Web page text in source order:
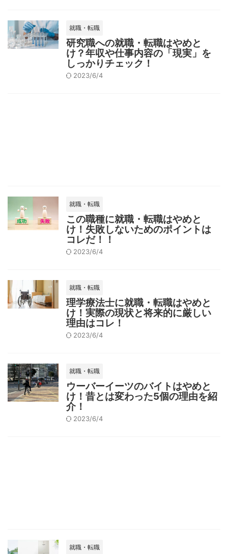
就職・転職
研究職への就職・転職はやめと
け？年収や仕事内容の「現実」を
しっかりチェック！
2023/6/4
就職・転職
この職種に就職・転職はやめと
け！失敗しないためのポイントは
コレだ！！
2023/6/4
就職・転職
理学療法士に就職・転職はやめと
け！実際の現状と将来的に厳しい
理由はコレ！
2023/6/4
就職・転職
ウーバーイーツのバイトはやめと
け！昔とは変わった5個の理由を紹
介！
2023/6/4
就職・転職